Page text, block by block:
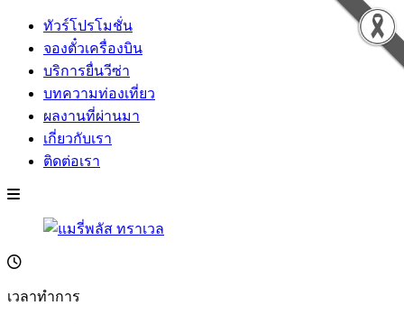
ทัวร์โปรโมชั่น
จองตั๋วเครื่องบิน
บริการยื่นวีซ่า
บทความท่องเที่ยว
ผลงานที่ผ่านมา
เกี่ยวกับเรา
ติดต่อเรา
เวลาทำการ